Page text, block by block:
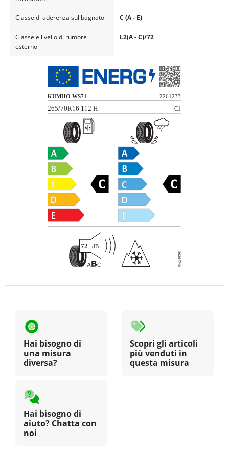
Classe di aderenza sul bagnato C (A - E)
Classe e livello di rumore
esterno
L2(A - C)/72
Hai bisogno di
una misura
diversa?
Scopri gli articoli
più venduti in
questa misura
Hai bisogno di
aiuto? Chatta con
noi